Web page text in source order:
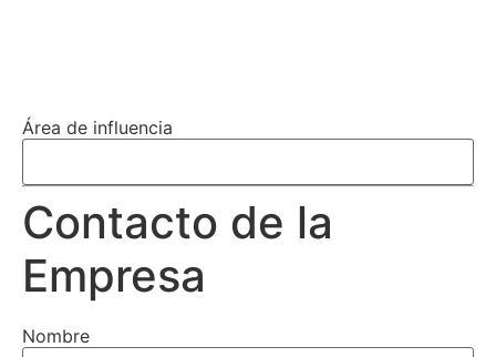
Área de influencia
Contacto de la
Empresa
Nombre